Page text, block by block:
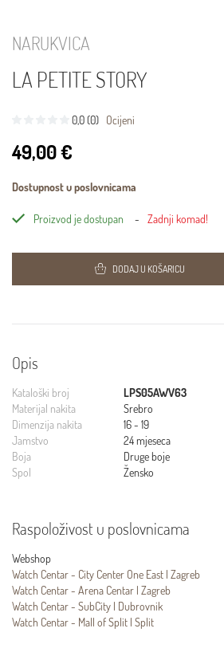
NARUKVICA
LA PETITE STORY
0,0 (0) Ocijeni
49,00 €
Dostupnost u poslovnicama
Proizvod je dostupan Zadnji komad!
DODAJ U KOŠARICU
Opis
Kataloški broj
LPS05AWV63
Materijal nakita
Srebro
Dimenzija nakita
16 - 19
Jamstvo
24 mjeseca
Boja
Druge boje
Spol
Žensko
Raspoloživost u poslovnicama
Webshop
Watch Centar - City Center One East | Zagreb
Watch Centar - Arena Centar | Zagreb
Watch Centar - SubCity | Dubrovnik
Watch Centar - Mall of Split | Split